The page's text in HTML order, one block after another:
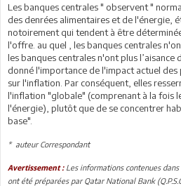
Les banques centrales " observent "
des denrées alimentaires et de l'énergie,
notoirement qui tendent à être
l'offre. au quel , les banques centrales
les banques centrales n'ont plus l’aisance
donné l'importance de l'impact actuel
sur l'inflation. Par conséquent, elles
l'inflation "globale" (comprenant à la fois
l'énergie), plutôt que de se concentrer
base".
* auteur Correspondant
Avertissement :Les informations contenues
ont été préparées par Qatar National Bank